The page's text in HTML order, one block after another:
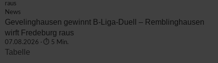
News
Gevelinghausen gewinnt B-Liga-Duell – Remblinghausen
wirft Fredeburg raus
07.08.2026 · ⏱ 5 Min.
Tabelle